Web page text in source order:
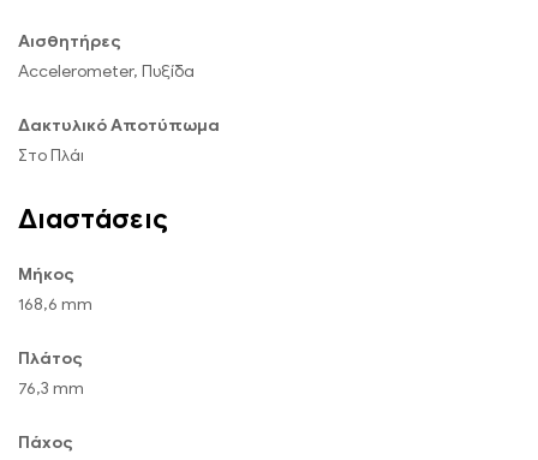
Αισθητήρες
Accelerometer, Πυξίδα
Δακτυλικό Αποτύπωμα
Στο Πλάι
Διαστάσεις
Μήκος
168,6 mm
Πλάτος
76,3 mm
Πάχος